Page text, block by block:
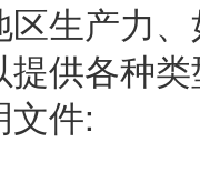
生产力
供各种
文件: